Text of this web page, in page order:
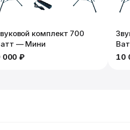
комплект 700
— Мини
000 ₽
10